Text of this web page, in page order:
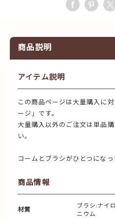
商品説明
アイテム説明
この商品ページは大量購入に
ージ」です。
大量購入以外のご注文は単品
い。
コームとブラシがひとつにな
商品情報
材質
ブラシ:ナイ
ニウム